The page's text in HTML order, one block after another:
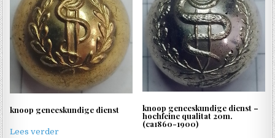
knoop geneeskundige dienst
Lees verder
knoop geneeskundige dienst –
hochfeine qualitat 20m.
(ca1860-1900)